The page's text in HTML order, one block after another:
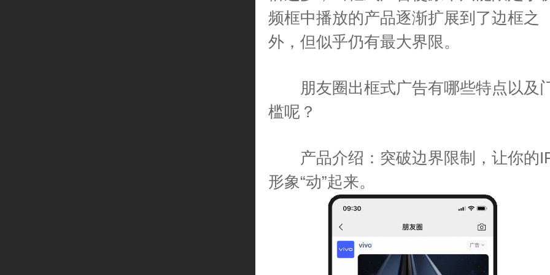
频框中播放的产品逐渐扩展到了边框之
外，但似乎仍有最大界限。
朋友圈出框式广告有哪些特点以及
槛呢？
产品介绍：突破边界限制，让你的
形象“动”起来。